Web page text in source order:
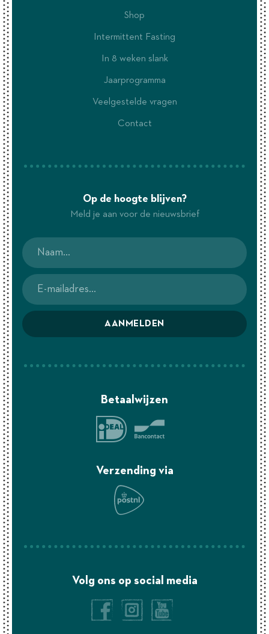
Shop
Intermittent Fasting
In 8 weken slank
Jaarprogramma
Veelgestelde vragen
Contact
Op de hoogte blijven?
Meld je aan voor de nieuwsbrief
AANMELDEN
Betaalwijzen
Verzending via
Volg ons op social media